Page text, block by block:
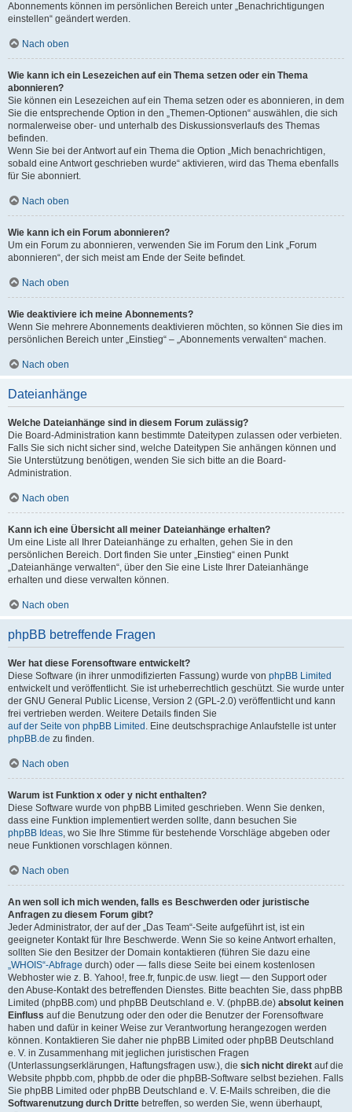
Abonnements können im persönlichen Bereich unter „Benachrichtigungen
einstellen“ geändert werden.
Nach oben
Wie kann ich ein Lesezeichen auf ein Thema setzen oder ein Thema
abonnieren?
Sie können ein Lesezeichen auf ein Thema setzen oder es abonnieren, in dem
Sie die entsprechende Option in den „Themen-Optionen“ auswählen, die sich
normalerweise ober- und unterhalb des Diskussionsverlaufs des Themas
befinden.
Wenn Sie bei der Antwort auf ein Thema die Option „Mich benachrichtigen,
sobald eine Antwort geschrieben wurde“ aktivieren, wird das Thema ebenfalls
für Sie abonniert.
Nach oben
Wie kann ich ein Forum abonnieren?
Um ein Forum zu abonnieren, verwenden Sie im Forum den Link „Forum
abonnieren“, der sich meist am Ende der Seite befindet.
Nach oben
Wie deaktiviere ich meine Abonnements?
Wenn Sie mehrere Abonnements deaktivieren möchten, so können Sie dies im
persönlichen Bereich unter „Einstieg“ – „Abonnements verwalten“ machen.
Nach oben
Dateianhänge
Welche Dateianhänge sind in diesem Forum zulässig?
Die Board-Administration kann bestimmte Dateitypen zulassen oder verbieten.
Falls Sie sich nicht sicher sind, welche Dateitypen Sie anhängen können und
Sie Unterstützung benötigen, wenden Sie sich bitte an die Board-
Administration.
Nach oben
Kann ich eine Übersicht all meiner Dateianhänge erhalten?
Um eine Liste all Ihrer Dateianhänge zu erhalten, gehen Sie in den
persönlichen Bereich. Dort finden Sie unter „Einstieg“ einen Punkt
„Dateianhänge verwalten“, über den Sie eine Liste Ihrer Dateianhänge
erhalten und diese verwalten können.
Nach oben
phpBB betreffende Fragen
Wer hat diese Forensoftware entwickelt?
Diese Software (in ihrer unmodifizierten Fassung) wurde von phpBB Limited
entwickelt und veröffentlicht. Sie ist urheberrechtlich geschützt. Sie wurde unter
der GNU General Public License, Version 2 (GPL-2.0) veröffentlicht und kann
frei vertrieben werden. Weitere Details finden Sie
auf der Seite von phpBB Limited . Eine deutschsprachige Anlaufstelle ist unter
phpBB.de zu finden.
Nach oben
Warum ist Funktion x oder y nicht enthalten?
Diese Software wurde von phpBB Limited geschrieben. Wenn Sie denken,
dass eine Funktion implementiert werden sollte, dann besuchen Sie
phpBB Ideas, wo Sie Ihre Stimme für bestehende Vorschläge abgeben oder
neue Funktionen vorschlagen können.
Nach oben
An wen soll ich mich wenden, falls es Beschwerden oder juristische
Anfragen zu diesem Forum gibt?
Jeder Administrator, der auf der „Das Team“-Seite aufgeführt ist, ist ein
geeigneter Kontakt für Ihre Beschwerde. Wenn Sie so keine Antwort erhalten,
sollten Sie den Besitzer der Domain kontaktieren (führen Sie dazu eine
„WHOIS“-Abfrage durch) oder — falls diese Seite bei einem kostenlosen
Webhoster wie z. B. Yahoo!, free.fr, funpic.de usw. liegt — den Support oder
den Abuse-Kontakt des betreffenden Dienstes. Bitte beachten Sie, dass phpBB
Limited (phpBB.com) und phpBB Deutschland e. V. (phpBB.de) absolut keinen
Einfluss auf die Benutzung oder den oder die Benutzer der Forensoftware
haben und dafür in keiner Weise zur Verantwortung herangezogen werden
können. Kontaktieren Sie daher nie phpBB Limited oder phpBB Deutschland
e. V. in Zusammenhang mit jeglichen juristischen Fragen
(Unterlassungserklärungen, Haftungsfragen usw.), die sich nicht direkt auf die
Website phpbb.com, phpbb.de oder die phpBB-Software selbst beziehen. Falls
Sie phpBB Limited oder phpBB Deutschland e. V. E-Mails schreiben, die die
Softwarenutzung durch Dritte betreffen, so werden Sie, wenn überhaupt,